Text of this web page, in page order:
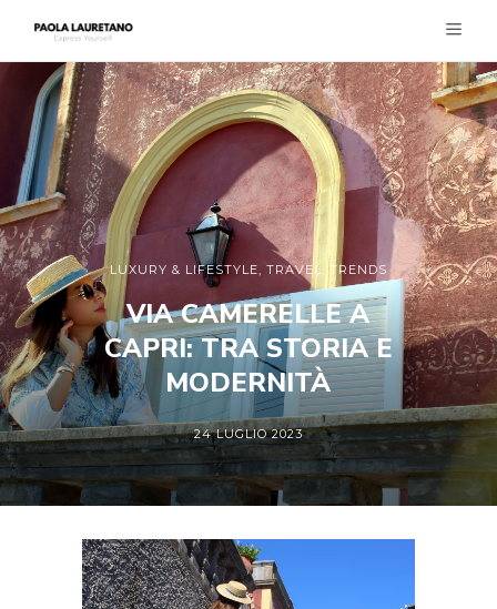
LUXURY & LIFESTYLE, TRAVEL, TRENDS
VIA CAMERELLE A
CAPRI: TRA STORIA E
MODERNITÀ
24 LUGLIO 2023